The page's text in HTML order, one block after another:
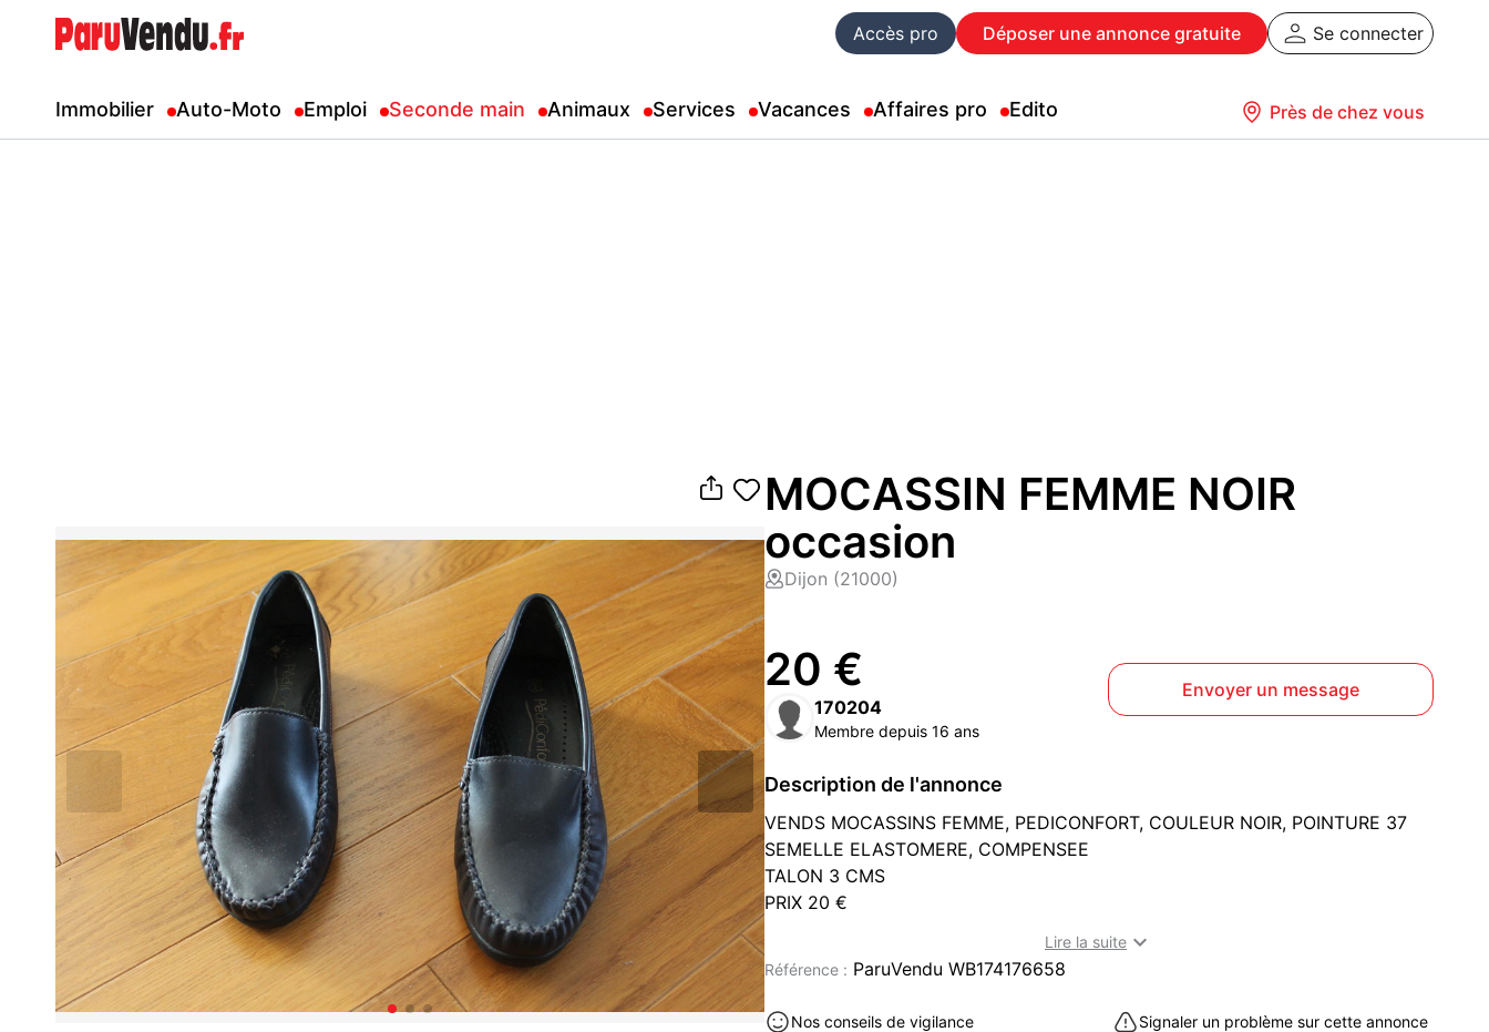
Accès pro Déposer une annonce gratuite Se connecter
Immobilier Auto-Moto Emploi Seconde main Animaux Services Vacances Affaires pro Edito Près de chez vous
MOCASSIN FEMME NOIR
occasion
Dijon (21000)
20 €
170204
Membre depuis 16 ans
Envoyer un message
Description de l'annonce
VENDS MOCASSINS FEMME, PEDICONFORT, COULEUR NOIR, POINTURE 37
SEMELLE ELASTOMERE, COMPENSEE
TALON 3 CMS
PRIX 20 €
Lire la suite 
Référence : ParuVendu WB174176658
Nos conseils de vigilance Signaler un problème sur cette annonce